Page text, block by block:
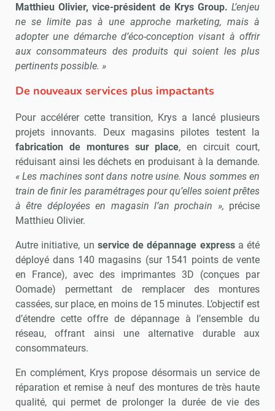
Matthieu Olivier, vice-président de Krys Group. L’enjeu
ne se limite pas à une approche marketing, mais à
adopter une démarche d’éco-conception visant à offrir
aux consommateurs des produits qui soient les plus
pertinents possible. »
De nouveaux services plus impactants
Pour accélérer cette transition, Krys a lancé plusieurs
projets innovants. Deux magasins pilotes testent la
fabrication de montures sur place, en circuit court,
réduisant ainsi les déchets en produisant à la demande.
« Les machines sont dans notre usine. Nous sommes en
train de finir les paramétrages pour qu’elles soient prêtes
à être déployées en magasin l’an prochain », précise
Matthieu Olivier.
Autre initiative, un service de dépannage express a été
déployé dans 140 magasins (sur 1541 points de vente
en France), avec des imprimantes 3D (conçues par
Oomade) permettant de remplacer des montures
cassées, sur place, en moins de 15 minutes. L’objectif est
d’étendre cette offre de dépannage à l’ensemble du
réseau, offrant ainsi une alternative durable aux
consommateurs.
En complément, Krys propose désormais un service de
réparation et remise à neuf des montures de très haute
qualité, qui permet de prolonger la durée de vie des